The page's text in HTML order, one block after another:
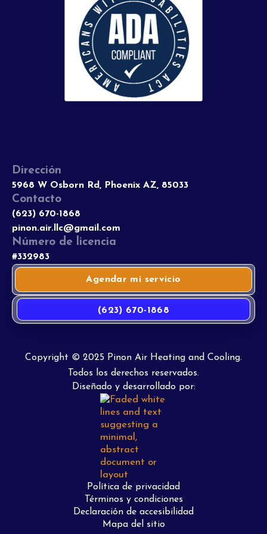
Dirección
5968 W Osborn Rd, Phoenix AZ, 85033
Contacto
(623) 670-1868
pinon.air.llc@gmail.com
Número de licencia
#332983
Agendar mi servicio
(623) 670-1868
Copyright © 2025 Pinon Air Heating and Cooling.
Todos los derechos reservados.
Diseñado y desarrollado por:
Política de privacidad
Términos y condiciones
Declaración de accesibilidad
Mapa del sitio